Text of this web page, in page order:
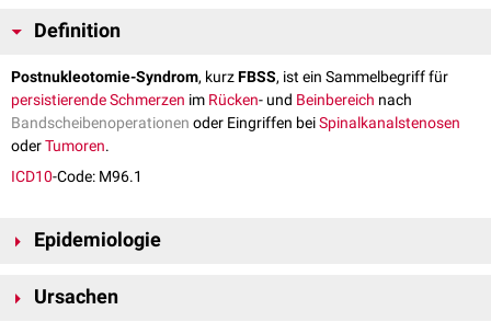
Definition
Postnukleotomie-Syndrom, kurzFBSS, ist ein Sammelbegriff für
persistierendeSchmerzen im Rücken- und Beinbereich nach
Bandscheibenoperationen oder Eingriffen beiSpinalkanalstenosen
oderTumoren.
ICD10-Code: M96.1
Epidemiologie
FBSS.Ursachen